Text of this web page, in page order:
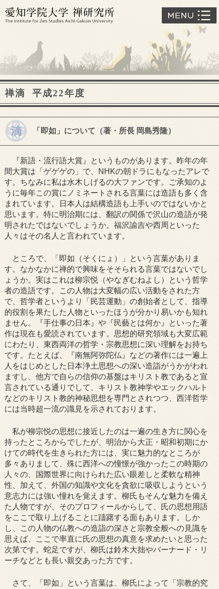
禅滴 平成22年度
「即如」について（著・所長 岡島秀隆）
『新語・流行語大賞』というものがあります。昨年の年
間大賞は「ゲゲゲの」で、NHKの朝ドラにもなったアレで
す。ちなみに私は水木しげるの大ファンです。ご承知のよ
うに毎年この賞にノミネートされる言葉には造語も多く含
まれています。日本人は結構造語も上手いのではないかと
思います。特に明治期には、翻訳の関係で沢山の造語が発
明されたではないでしょうか。福沢諭吉や西周といった
人々はその名人と言われています。
ところで、「即如（そくにょ）」という言葉がありま
す。なかなかに禅的で興味をそそられる言葉ではないでし
ょうか。実はこれは柳宗悦（やなぎむねよし）という哲学
者の造語です。この人物は大変幅の広い活動をされた方
で、哲学者というより「民芸運動」の創始者として、指導
的役割を果たした人物といったほうが分かり易いかも知れ
ません。『手仕事の日本』や『民藝とは何か』といった著
作は現在も愛読されています。思想的研究領域も大変広範
にわたり、東西両洋の哲学・宗教思想に深い理解をお持ち
です。たとえば、『南無阿弥陀仏』などの著作には一遍上
人をはじめとした日本浄土思想への深い造詣がうかがわれ
ますし、他方で自らの信仰の基盤はキリスト教であると宣
言されている通りでして、キリスト教神学やエックハルト
などのキリスト教的神秘思想を専門とされつつ、西洋哲学
には当時超一流の識見を示されております。
私が柳宗悦の思想に接近したのは一遍の生き方に関心を
持ったところからでしたが、明治から大正・昭和初期にか
けての時代を生きられた方には、実に魅力的なところが
多々ありまして、殊に西洋への憧憬が強かったこの時期の
人々の、国際世界に向けられた広い眼差しと柔軟な精神
性、加えて、外国の知識や文化を貪欲に吸収しようという
意志力には強い憧れを覚えます。柳氏もそんな魅力を備え
た人物ですが、そのプロフィールからして、氏の思想用語
をここで取り上げることに躊躇する面もあります。しか
し、この人物の仏教への造詣の深さと宗教全般への見識を
思えば、ここで率直に氏の思想の真意を求めたいと思った
次第です。蛇足ですが、柳氏は鈴木大拙やバーナード・リ
ーチなどとも長い親交あった方です。
さて、「即如」という言葉は、柳氏によって「宗教的究